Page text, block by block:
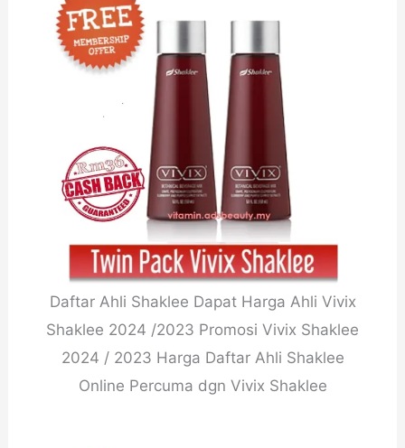
Daftar Ahli Shaklee Dapat Harga Ahli Vivix
Shaklee 2024 /2023 Promosi Vivix Shaklee
2024 / 2023 Harga Daftar Ahli Shaklee
Online Percuma dgn Vivix Shaklee